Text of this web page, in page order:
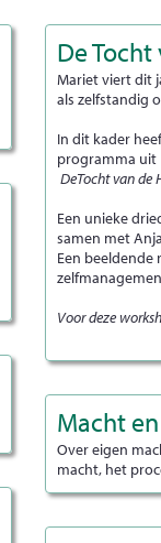
De
Mariet viert dit
als zelfstandig
In dit kader
programma uit
DeTocht van de
Een unieke
samen met
Een beeldende
Voor deze
Macht
Over eigen
macht, het